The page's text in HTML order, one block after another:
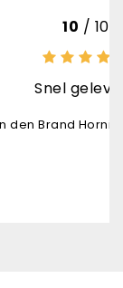
Horninge - 07-08-